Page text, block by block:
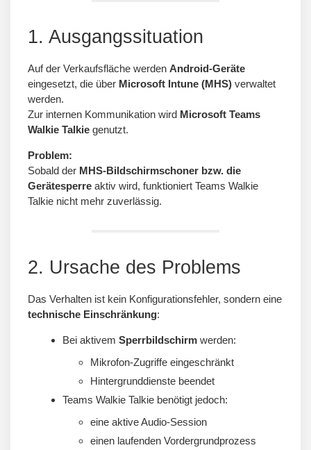
1. Ausgangssituation
Auf der Verkaufsfläche werden Android-Geräte
eingesetzt, die über Microsoft Intune (MHS) verwaltet
werden.
Zur internen Kommunikation wird Microsoft Teams
Walkie Talkie genutzt.
Problem:
Sobald der MHS-Bildschirmschoner bzw. die
Gerätesperre aktiv wird, funktioniert Teams Walkie
Talkie nicht mehr zuverlässig.
2. Ursache des Problems
Das Verhalten ist kein Konfigurationsfehler, sondern eine
technische Einschränkung:
Bei aktivem Sperrbildschirm werden:
Mikrofon-Zugriffe eingeschränkt
Hintergrunddienste beendet
Teams Walkie Talkie benötigt jedoch:
eine aktive Audio-Session
einen laufenden Vordergrundprozess